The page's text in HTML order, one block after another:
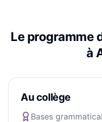
Le programme
à
Au collège
Bases